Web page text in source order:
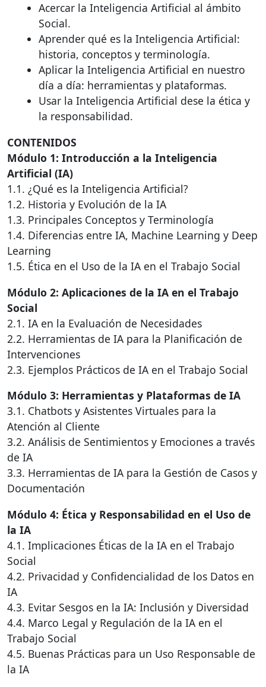
Acercar la Inteligencia Artificial al ámbito
Social.
Aprender qué es la Inteligencia Artificial:
historia, conceptos y terminología.
Aplicar la Inteligencia Artificial en nuestro
día a día: herramientas y plataformas.
Usar la Inteligencia Artificial dese la ética y
la responsabilidad.
CONTENIDOS
Módulo 1: Introducción a la Inteligencia
Artificial (IA)
1.1. ¿Qué es la Inteligencia Artificial?
1.2. Historia y Evolución de la IA
1.3. Principales Conceptos y Terminología
1.4. Diferencias entre IA, Machine Learning y Deep
Learning
1.5. Ética en el Uso de la IA en el Trabajo Social
Módulo 2: Aplicaciones de la IA en el Trabajo
Social
2.1. IA en la Evaluación de Necesidades
2.2. Herramientas de IA para la Planificación de
Intervenciones
2.3. Ejemplos Prácticos de IA en el Trabajo Social
Módulo 3: Herramientas y Plataformas de IA
3.1. Chatbots y Asistentes Virtuales para la
Atención al Cliente
3.2. Análisis de Sentimientos y Emociones a través
de IA
3.3. Herramientas de IA para la Gestión de Casos y
Documentación
Módulo 4: Ética y Responsabilidad en el Uso de
la IA
4.1. Implicaciones Éticas de la IA en el Trabajo
Social
4.2. Privacidad y Confidencialidad de los Datos en
IA
4.3. Evitar Sesgos en la IA: Inclusión y Diversidad
4.4. Marco Legal y Regulación de la IA en el
Trabajo Social
4.5. Buenas Prácticas para un Uso Responsable de
la IA